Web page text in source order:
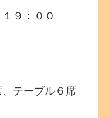
９：００
テーブル６席